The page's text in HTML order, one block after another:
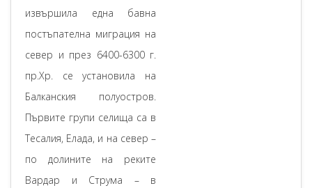
извършила една бавна
постъпателна миграция на
север и през 6400-6300 г.
пр.Хр. се установила на
Балканския полуостров.
Първите групи селища са в
Тесалия, Елада, и на север –
по долините на реките
Вардар и Струма – в